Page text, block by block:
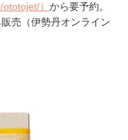
） から要予約。
売（伊勢丹オンライン